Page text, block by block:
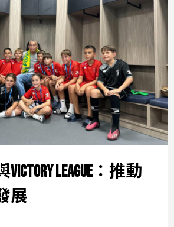
紹
League：推動
展